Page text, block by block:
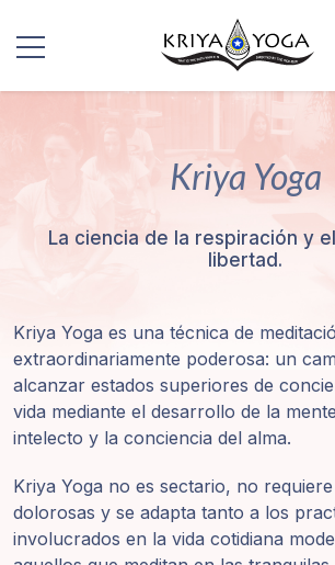
Proyectos
Contactos
Localizaciones
Nuestro
Linaje
Programas
de Guruji
Kriya Yoga
La ciencia de la respiración y
libertad.
Kriya Yoga es una técnica de
extraordinariamente poderosa: un
alcanzar estados superiores de
vida mediante el desarrollo de la
intelecto y la conciencia del alma.
Kriya Yoga no es sectario, no
dolorosas y se adapta tanto a los
involucrados en la vida cotidiana